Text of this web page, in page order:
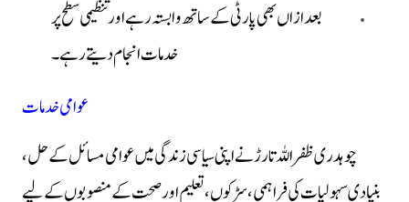
بعد ازاں بھی پارٹی کے ساتھ وابستہ رہے اور تنظیمی سطح پر
خدمات انجام دیتے رہے۔
عوامی خدمات
چوہدری ظفر اللہ تارڑ نے اپنی سیاسی زندگی میں عوامی مسائل کے حل،
بنیادی سہولیات کی فراہمی، سڑکوں، تعلیم اور صحت کے منصوبوں کے لیے